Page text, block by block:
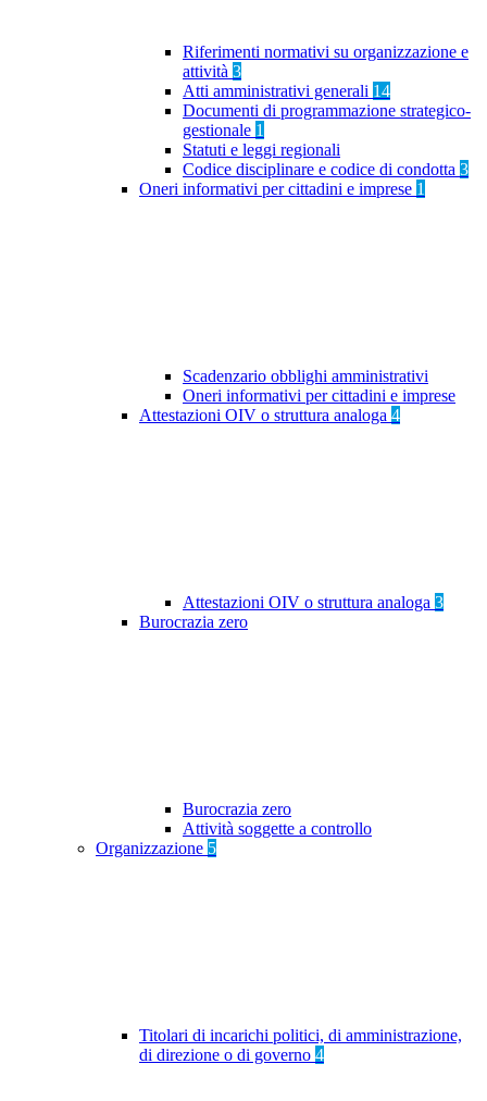
Riferimenti normativi su organizzazione e
attività 3
Atti amministrativi generali 14
Documenti di programmazione strategico-
gestionale 1
Statuti e leggi regionali
Codice disciplinare e codice di condotta 3
Oneri informativi per cittadini e imprese 1
Scadenzario obblighi amministrativi
Oneri informativi per cittadini e imprese
Attestazioni OIV o struttura analoga 4
Attestazioni OIV o struttura analoga 3
Burocrazia zero
Burocrazia zero
Attività soggette a controllo
Organizzazione 5
Titolari di incarichi politici, di amministrazione,
di direzione o di governo 4